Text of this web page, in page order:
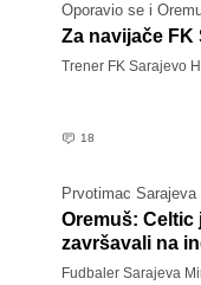
Oporavio se i
Za navijače
Trener FK Sarajevo
18
Prvotimac
Oremuš: Celtic
završavali na
Fudbaler Sarajeva